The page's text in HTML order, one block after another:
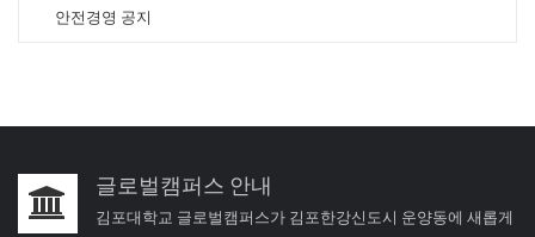
안전경영 공지
글로벌캠퍼스 안내
김포대학교 글로벌캠퍼스가 김포한강신도시 운양동에 새롭게